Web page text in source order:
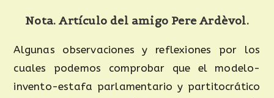
Nota. Artículo del amigo Pere Ardèvol.
Algunas observaciones y reflexiones por los
cuales podemos comprobar que el modelo-
invento-estafa parlamentario y partitocrático